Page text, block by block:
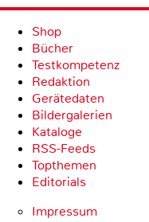
Shop
Bücher
Testkompetenz
Redaktion
Gerätedaten
Bildergalerien
Kataloge
RSS-Feeds
Topthemen
Editorials
Impressum